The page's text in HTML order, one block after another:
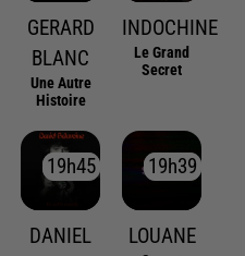
GERARD
BLANC
Une Autre
Histoire
INDOCHINE
Le Grand
Secret
19h45
19h45
DANIEL
19h39
19h39
LOUANE